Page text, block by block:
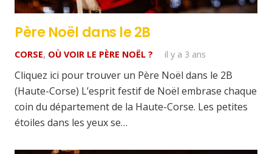
Père Noël dans le 2B
CORSE, OÙ VOIR LE PÈRE NOËL ? il y a 3 ans
Cliquez ici pour trouver un Père Noël dans le 2B
(Haute-Corse) L’esprit festif de Noël embrase chaque
coin du département de la Haute-Corse. Les petites
étoiles dans les yeux se…